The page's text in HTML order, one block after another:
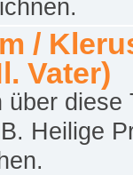
/
Vater)
über diese
Heilige